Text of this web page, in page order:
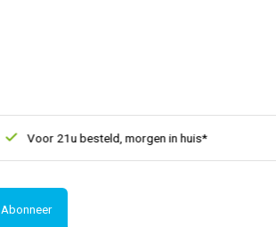
Voor 21u besteld, morgen in huis*
Abonneer